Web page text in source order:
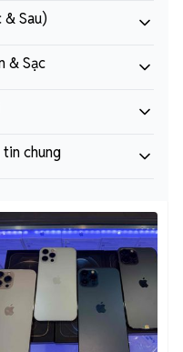
& Sau)
& Sạc
chung